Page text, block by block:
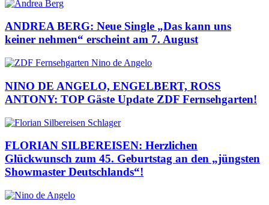
ANDREA BERG: Neue Single „Das kann uns
keiner nehmen“ erscheint am 7. August
NINO DE ANGELO, ENGELBERT, ROSS
ANTONY: TOP Gäste Update ZDF Fernsehgarten!
FLORIAN SILBEREISEN: Herzlichen
Glückwunsch zum 45. Geburtstag an den „jüngsten
Showmaster Deutschlands“!